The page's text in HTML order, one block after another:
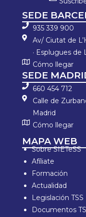
SEDE
935 339 900
Av/ Ciutat de
· Esplugues de
Cómo llegar
SEDE
660 454 712
Calle de
Madrid
Cómo llegar
MAPA WEB
Sobre SIETeSS
Afíliate
Formación
Actualidad
Legislación TSS
Documentos